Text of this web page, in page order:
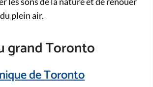
plein air.
grand Toronto
de Toronto